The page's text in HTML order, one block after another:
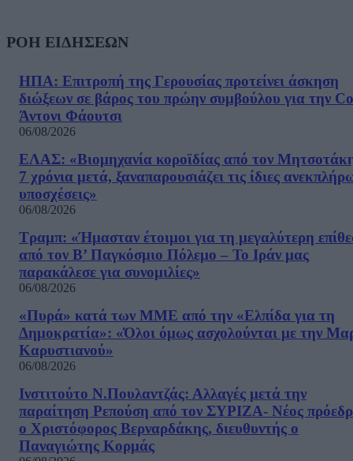
ΡΟΗ ΕΙΔΗΣΕΩΝ
ΗΠΑ: Επιτροπή της Γερουσίας προτείνει άσκηση
διώξεων σε βάρος του πρώην συμβούλου για την
Άντονι Φάουτσι
06/08/2026
ΕΛΑΣ: «Βιομηχανία κοροϊδίας από τον
7 χρόνια μετά, ξαναπαρουσιάζει τις ίδιες
υποσχέσεις»
06/08/2026
Τραμπ: «Ήμασταν έτοιμοι για τη μεγαλύτερη
από τον Β’ Παγκόσμιο Πόλεμο – Το Ιράν μας
παρακάλεσε για συνομιλίες»
06/08/2026
«Πυρά» κατά των ΜΜΕ από την «Ελπίδα για τη
Δημοκρατία»: «Όλοι όμως ασχολούνται με την
Καρυστιανού»
06/08/2026
Ινστιτούτο Ν.Πουλαντζάς: Αλλαγές μετά την
παραίτηση Ρεπούση από τον ΣΥΡΙΖΑ- Νέος
ο Χριστόφορος Βερναρδάκης, διευθυντής ο
Παναγιώτης Κορμάς